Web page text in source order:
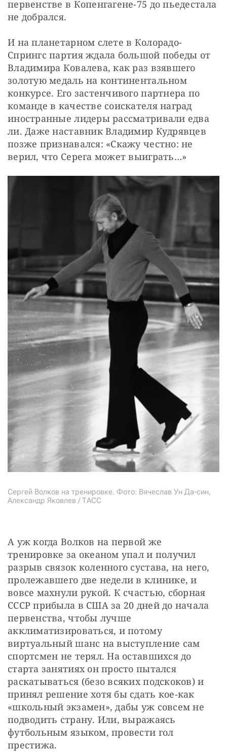
первенстве в Копенгагене-75 до пьедестала
не добрался.
И на планетарном слете в Колорадо-
Спрингс партия ждала большой победы от
Владимира Ковалева, как раз взявшего
золотую медаль на континентальном
конкурсе. Его застенчивого партнера по
команде в качестве соискателя наград
иностранные лидеры рассматривали едва
ли. Даже наставник Владимир Кудрявцев
позже признавался: «Скажу честно: не
верил, что Серега может выиграть…»
Сергей Волков на тренировке. Фото: Вячеслав Ун Да-син,
Александр Яковлев / ТАСС
А уж когда Волков на первой же
тренировке за океаном упал и получил
разрыв связок коленного сустава, на него,
пролежавшего две недели в клинике, и
вовсе махнули рукой. К счастью, сборная
СССР прибыла в США за 20 дней до начала
первенства, чтобы лучше
акклиматизироваться, и потому
виртуальный шанс на выступление сам
спортсмен не терял. На оставшихся до
старта занятиях он просто пытался
раскатываться (безо всяких подскоков) и
принял решение хотя бы сдать кое-как
«школьный экзамен», дабы уж совсем не
подводить страну. Или, выражаясь
футбольным языком, провести гол
престижа.